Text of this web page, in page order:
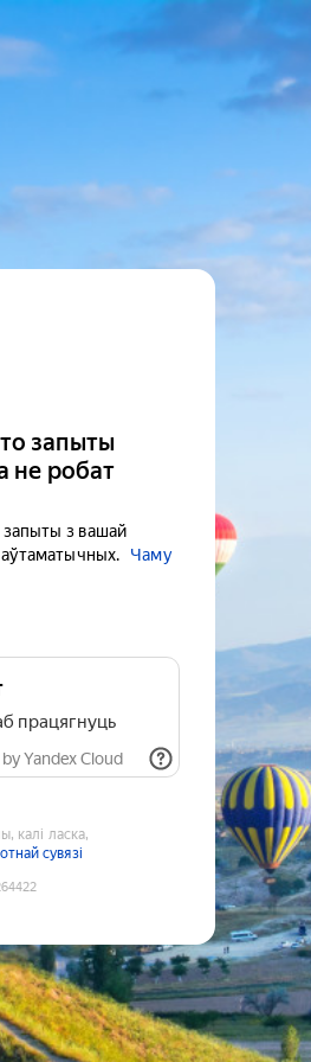
запыты
не робат
запыты з вашай
Чаму
працягнуць
Yandex Cloud
калі ласка,
сувязі